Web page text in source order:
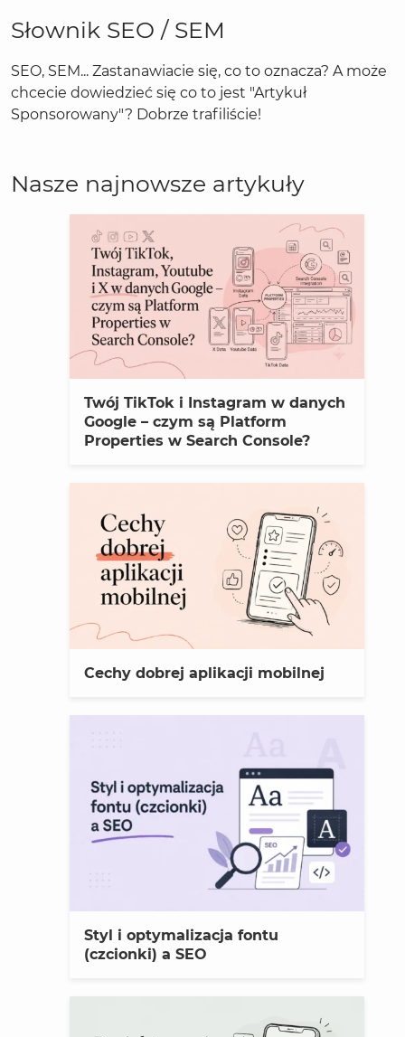
Słownik SEO / SEM
SEO, SEM... Zastanawiacie się, co to oznacza? A może
chcecie dowiedzieć się co to jest "Artykuł
Sponsorowany"? Dobrze trafiliście!
Nasze najnowsze artykuły
Twój TikTok i Instagram w danych
Google – czym są Platform
Properties w Search Console?
Cechy dobrej aplikacji mobilnej
Styl i optymalizacja fontu
(czcionki) a SEO